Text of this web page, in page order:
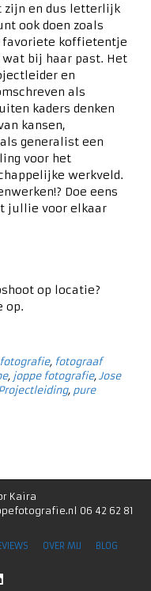
zijn en dus letterlijk
ook doen zoals
favoriete koffietentje
wat bij haar past. Het
en
als
kaders denken
kansen,
generalist een
voor het
werkveld.
Doe eens
jullie voor elkaar
op locatie?
op.
, fotograaf
, joppe fotografie, Jose
, pure
Kaira
06 42 62 81
OVER MIJ
BLOG